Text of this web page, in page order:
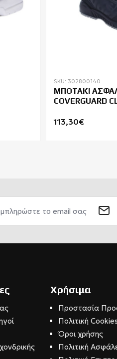
SKU: 302800140
ΜΠΟΤΑΚΙ
COVERGUARD
113,30€
Χρήσιμα
Προστασία
Πολιτική Cookies
Όροι χρήσης
Πολιτική